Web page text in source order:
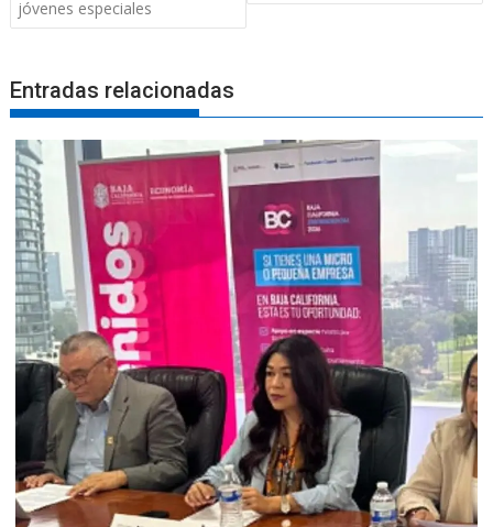
jóvenes especiales
Entradas relacionadas